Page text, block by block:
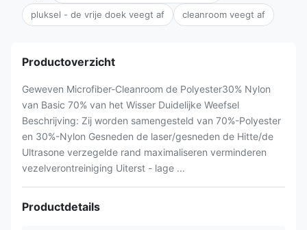
pluksel - de vrije doek veegt af cleanroom veegt af
Productoverzicht
Geweven Microfiber-Cleanroom de Polyester30% Nylon
van Basic 70% van het Wisser Duidelijke Weefsel
Beschrijving: Zij worden samengesteld van 70%-Polyester
en 30%-Nylon Gesneden de laser/gesneden de Hitte/de
Ultrasone verzegelde rand maximaliseren verminderen
vezelverontreiniging Uiterst - lage ...
Productdetails